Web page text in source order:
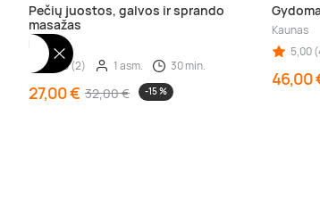
Pečių juostos, galvos ir sprando
masažas
Kaunas
5,00 (2)
1 asm. 30 min.
27,00 € 32,00 € -15 %
Kaunas
5,00
46,00